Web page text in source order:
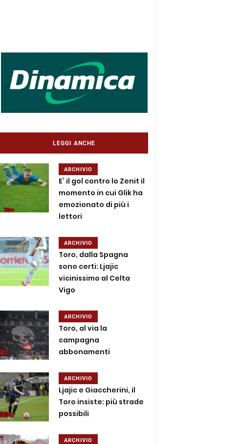
LEGGI ANCHE
ARCHIVIO
E’ il gol contro lo Zenit il
momento in cui Glik ha
emozionato di più i
lettori
ARCHIVIO
Toro, dalla Spagna
sono certi: Ljajic
vicinissimo al Celta
Vigo
ARCHIVIO
Toro, al via la
campagna
abbonamenti
ARCHIVIO
Ljajic e Giaccherini, il
Toro insiste: più strade
possibili
ARCHIVIO